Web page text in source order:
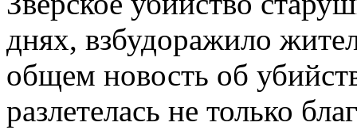
днях, взбудоражило
общем новость об
разлетелась не только